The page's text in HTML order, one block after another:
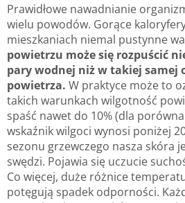
Prawidłowe nawadnianie
wielu powodów. Gorące
mieszkaniach niemal pustynne
powietrzu może się rozpuścić
pary wodnej niż w takiej samej
powietrza. W praktyce może to
takich warunkach wilgotność
spaść nawet do 10% (dla
wskaźnik wilgoci wynosi poniżej
sezonu grzewczego nasza skóra
swędzi. Pojawia się uczucie
Co więcej, duże różnice
potęgują spadek odporności.